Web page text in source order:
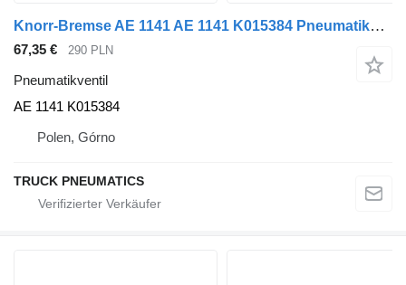
Knorr-Bremse AE 1141 AE 1141 K015384 Pneumatikventil für Auflieger
67,35 € 290 PLN
Pneumatikventil
AE 1141 K015384
Polen, Górno
TRUCK PNEUMATICS